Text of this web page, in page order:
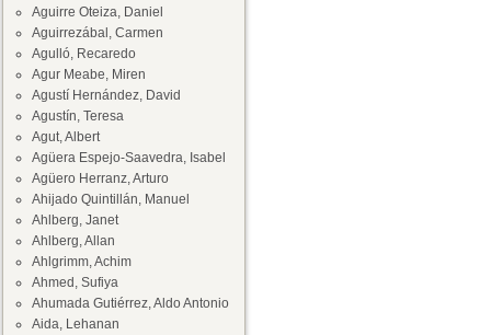
Aguirre Oteiza, Daniel
Aguirrezábal, Carmen
Agulló, Recaredo
Agur Meabe, Miren
Agustí Hernández, David
Agustín, Teresa
Agut, Albert
Agüera Espejo-Saavedra, Isabel
Agüero Herranz, Arturo
Ahijado Quintillán, Manuel
Ahlberg, Janet
Ahlberg, Allan
Ahlgrimm, Achim
Ahmed, Sufiya
Ahumada Gutiérrez, Aldo Antonio
Aida, Lehanan